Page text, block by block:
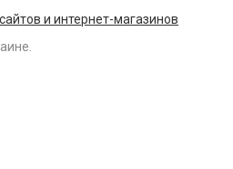
и интернет-магазинов